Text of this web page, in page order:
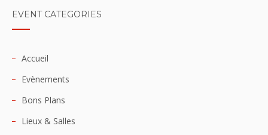
EVENT CATEGORIES
Accueil
Evènements
Bons Plans
Lieux & Salles